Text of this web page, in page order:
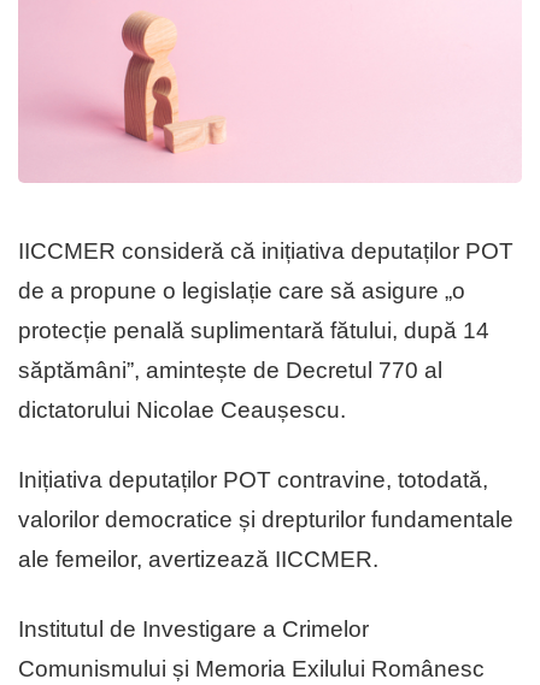
IICCMER consideră că inițiativa deputaților POT
de a propune o legislație care să asigure „o
protecție penală suplimentară fătului, după 14
săptămâni”, amintește de Decretul 770 al
dictatorului Nicolae Ceaușescu.
Inițiativa deputaților POT contravine, totodată,
valorilor democratice și drepturilor fundamentale
ale femeilor, avertizează IICCMER.
Institutul de Investigare a Crimelor
Comunismului și Memoria Exilului Românesc